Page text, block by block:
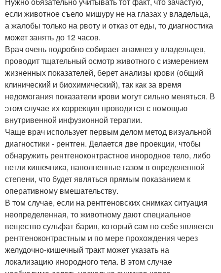
если животное съело мишуру не на глазах у владельца,
а жалобы только на рвоту и отказ от еды, то диагностика
может занять до 12 часов.
Врач очень подробно собирает анамнез у владельцев,
проводит тщательный осмотр животного с измерением
жизненных показателей, берет анализы крови (общий
клинический и биохимический), так как за время
недомогания показатели крови могут сильно меняться. В
этом случае их коррекция проводится с помощью
внутривенной инфузионной терапии.
Чаще врач использует первым делом метод визуальной
диагностики - рентген. Делается две проекции, чтобы
обнаружить рентгеноконтрастное инородное тело, либо
петли кишечника, наполненные газом в определенной
степени, что будет являться прямым показанием к
оперативному вмешательству.
В том случае, если на рентгеновских снимках ситуация
неопределенная, то животному дают специальное
вещество сульфат бария, который сам по себе является
рентгеноконтрастным и по мере прохождения через
желудочно-кишечный тракт может указать на
локализацию инородного тела. В этом случае